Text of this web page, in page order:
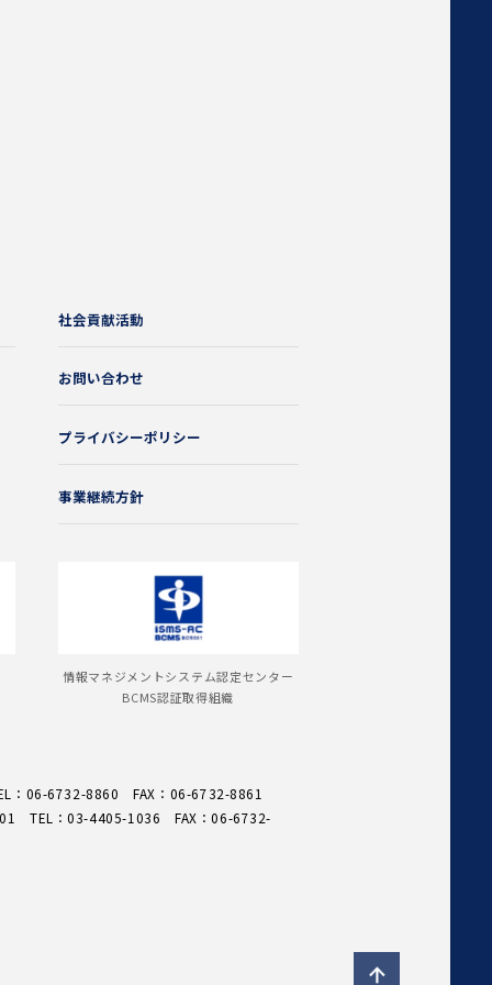
社会貢献活動
お問い合わせ
プライバシーポリシー
事業継続方針
情報マネジメントシステム認定センター
BCMS認証取得組織
： 06-6732-8860 FAX： 06-6732-8861
TEL：03-4405-1036 FAX：06-6732-